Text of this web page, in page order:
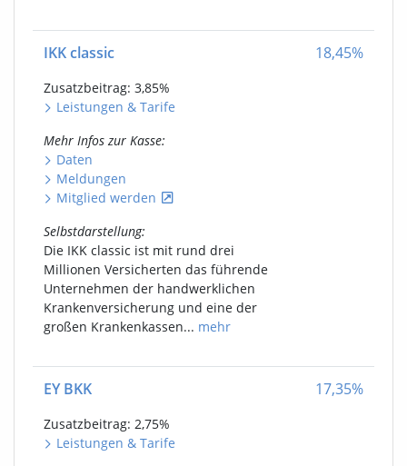
IKK classic
Zusatzbeitrag: 3,85%
Leistungen &Tarife
Mehr Infos zur Kasse:
Daten
Meldungen
Mitglied werden
Selbstdarstellung:
Die IKK classic ist mit rund drei
Millionen Versicherten das führende
Unternehmen der handwerklichen
Krankenversicherung und eine der
großen Krankenkassen... mehr
18,45%
EY BKK
Zusatzbeitrag: 2,75%
Leistungen &Tarife
17,35%